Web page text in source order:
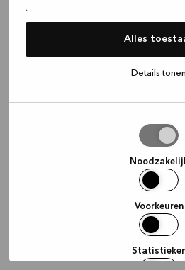
Alles
Details tonen
Voorkeuren